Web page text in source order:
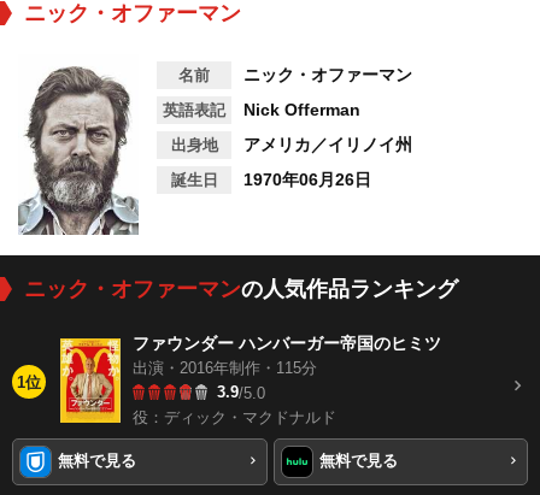
ニック・オファーマン
名前 ニック・オファーマン
英語表記 Nick Offerman
出身地 アメリカ／イリノイ州
誕生日 1970年06月26日
ニック・オファーマンの人気作品ランキング
1位
ファウンダー ハンバーガー帝国のヒミツ
出演・2016年制作・115分
3.9/5.0
役：ディック・マクドナルド
無料で見る 無料で見る